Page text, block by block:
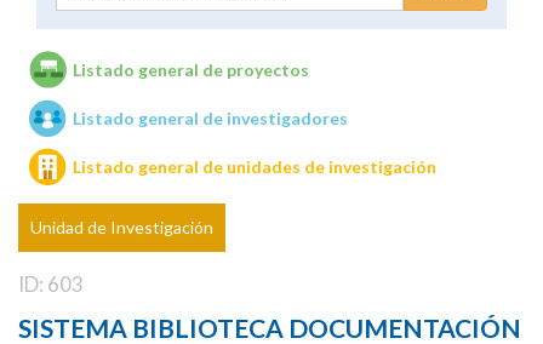
Unidades de investigación
Listado general de proyectos
Listado general de investigadores
Listado general de unidades de investigación
Unidad de Investigación
ID: 603
SISTEMA BIBLIOTECA DOCUMENTACIÓN